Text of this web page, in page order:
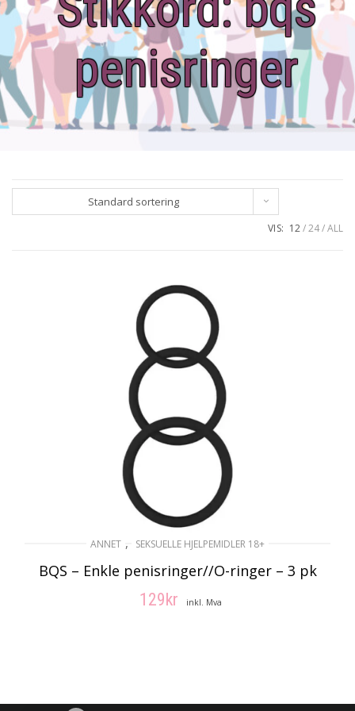
penisringer
Standard sortering
VIS: 12 24 ALL
ANNET , SEKSUELLE HJELPEMIDLER 18+
BQS – Enkle penisringer//O-ringer – 3 pk
129 kr inkl. Mva